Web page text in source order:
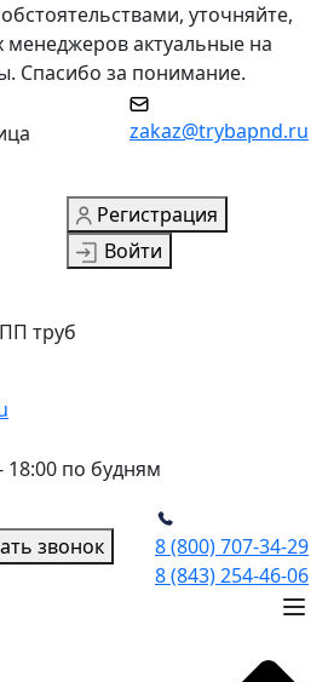
уточняйте,
менеджеров актуальные на
Спасибо за понимание.
zakaz@trybapnd.ru
Регистрация
Войти
труб
по будням
звонок
8 (800) 707-34-29
8 (843) 254-46-06